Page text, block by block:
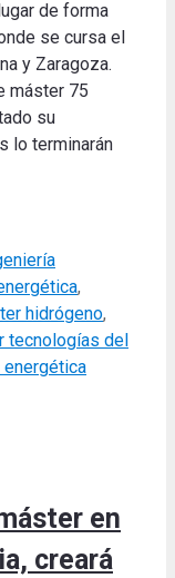
de forma
se cursa el
y Zaragoza.
máster 75
su
lo terminarán
,
hidrógeno,
tecnologías del
en
creará